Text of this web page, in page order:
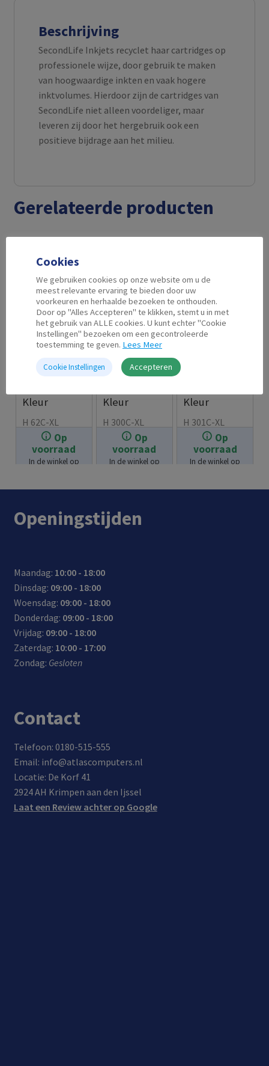
Beschrijving
SecondLife Inkjets recyclet haar cartridges op
professionele wijze, door gebruik te maken
van hoogwaardige inkten en vaak hogere
inktvolumes. Hierdoor zijn de cartridges van
SecondLife niet alleen voordeliger, maar
leveren zij door het hergebruik ook een
positieve bijdrage aan het milieu.
Gerelateerde producten
Op
voorraad
In de winkel op
Kleur
22.99
H 62C-XL
Op
voorraad
In de winkel op
Second Life
Kleur
21.99
H 300C-XL
Op
voorraad
In de winkel op
Kleur
23.99
H 301C-XL
Openingstijden
Maandag: 10:00 - 18:00
Dinsdag: 09:00 - 18:00
Woensdag: 09:00 - 18:00
Donderdag: 09:00 - 18:00
Vrijdag: 09:00 - 18:00
Zaterdag: 10:00 - 17:00
Zondag: Gesloten
Contact
Telefoon: 0180-515-555
Email: info@atlascomputers.nl
Locatie: De Korf 41
2924 AH Krimpen aan den Ijssel
Laat een Review achter op Google
Cookies
We gebruiken cookies op onze website om u de
meest relevante ervaring te bieden door uw
voorkeuren en herhaalde bezoeken te onthouden.
Door op "Alles Accepteren" te klikken, stemt u in met
het gebruik van ALLE cookies. U kunt echter "Cookie
Instellingen" bezoeken om een gecontroleerde
toestemming te geven. Lees Meer
Cookie Instellingen Accepteren